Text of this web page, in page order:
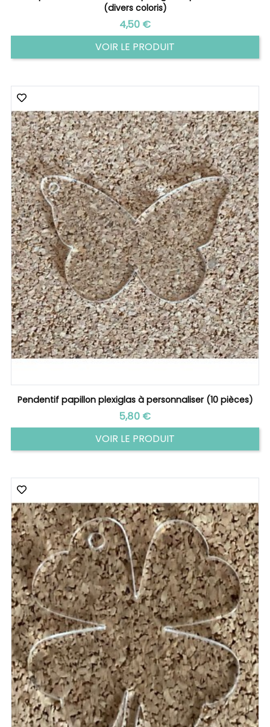
(divers coloris)
Prix
4,50 €
VOIR LE PRODUIT
Pendentif papillon plexiglas à personnaliser (10 pièces)
Prix
5,80 €
VOIR LE PRODUIT